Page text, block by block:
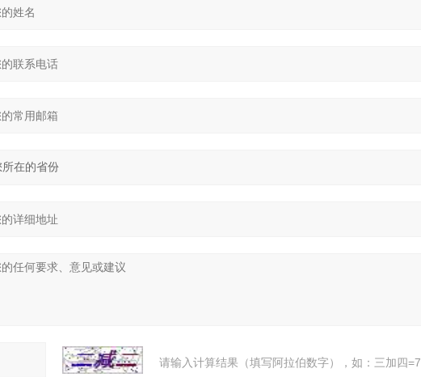
请输入计算结果（填写阿拉伯数字），如：三加四=7